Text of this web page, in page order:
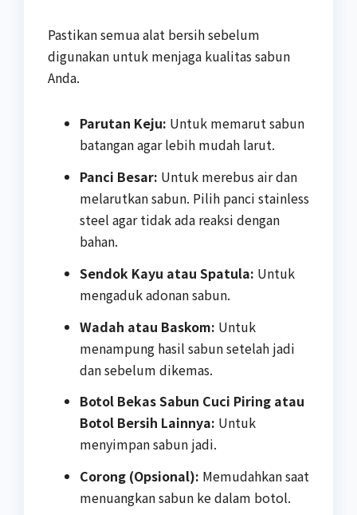
Pastikan semua alat bersih sebelum
digunakan untuk menjaga kualitas sabun
Anda.
Parutan Keju: Untuk memarut sabun
batangan agar lebih mudah larut.
Panci Besar: Untuk merebus air dan
melarutkan sabun. Pilih panci stainless
steel agar tidak ada reaksi dengan
bahan.
Sendok Kayu atau Spatula: Untuk
mengaduk adonan sabun.
Wadah atau Baskom: Untuk
menampung hasil sabun setelah jadi
dan sebelum dikemas.
Botol Bekas Sabun Cuci Piring atau
Botol Bersih Lainnya: Untuk
menyimpan sabun jadi.
Corong (Opsional): Memudahkan saat
menuangkan sabun ke dalam botol.